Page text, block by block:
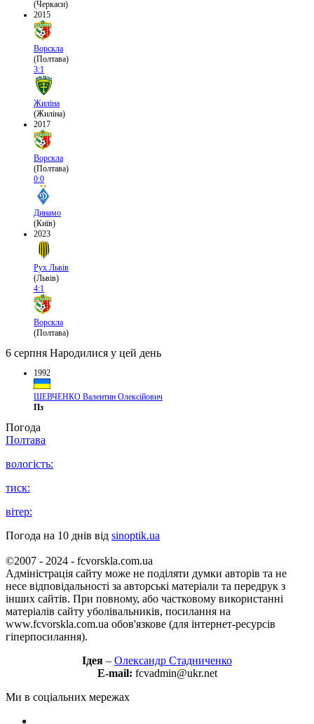
(Черкаси)
2015
Ворскла
(Полтава)
3:1
Жиліна
(Жиліна)
2017
Ворскла
(Полтава)
0:0
Динамо
(Київ)
2023
Рух Львів
(Львів)
4:1
Ворскла
(Полтава)
6 серпня Народилися у цей день
1992
ШЕВЧЕНКО Валентин Олексійович
Пз
Погода
Полтава
вологість:
тиск:
вітер:
Погода на 10 днів від sinoptik.ua
©2007 - 2024 - fcvorskla.com.ua
Адміністрація сайту може не поділяти думки авторів та не
несе відповідальності за авторські матеріали та передрук з
інших сайтів. При повному, або частковому використанні
матеріалів сайту уболівальників, посилання на
www.fcvorskla.com.ua обов'язкове (для інтернет-ресурсів
гіперпосилання).
Ідея – Олександр Стадниченко
E-mail: fcvadmin@ukr.net
Ми в соціальних мережах